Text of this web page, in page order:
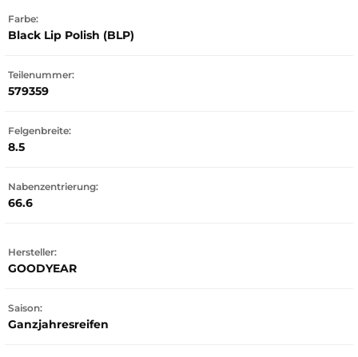
Farbe:
Black Lip Polish (BLP)
Teilenummer:
579359
Felgenbreite:
8.5
Nabenzentrierung:
66.6
Hersteller:
GOODYEAR
Saison:
Ganzjahresreifen